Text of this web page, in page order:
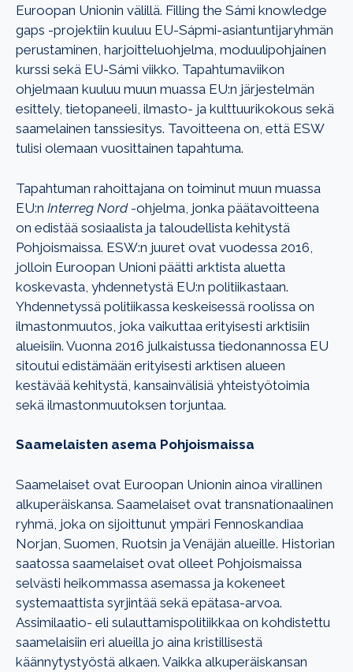
Euroopan Unionin välillä. Filling the Sámi knowledge
gaps -projektiin kuuluu EU-Sápmi-asiantuntijaryhmän
perustaminen, harjoitteluohjelma, moduulipohjainen
kurssi sekä EU-Sámi viikko. Tapahtumaviikon
ohjelmaan kuuluu muun muassa EU:n järjestelmän
esittely, tietopaneeli, ilmasto- ja kulttuurikokous sekä
saamelainen tanssiesitys. Tavoitteena on, että ESW
tulisi olemaan vuosittainen tapahtuma.
Tapahtuman rahoittajana on toiminut muun muassa
EU:n Interreg Nord -ohjelma, jonka päätavoitteena
on edistää sosiaalista ja taloudellista kehitystä
Pohjoismaissa. ESW:n juuret ovat vuodessa 2016,
jolloin Euroopan Unioni päätti arktista aluetta
koskevasta, yhdennetystä EU:n politiikastaan.
Yhdennetyssä politiikassa keskeisessä roolissa on
ilmastonmuutos, joka vaikuttaa erityisesti arktisiin
alueisiin. Vuonna 2016 julkaistussa tiedonannossa EU
sitoutui edistämään erityisesti arktisen alueen
kestävää kehitystä, kansainvälisiä yhteistyötoimia
sekä ilmastonmuutoksen torjuntaa.
Saamelaisten asema Pohjoismaissa
Saamelaiset ovat Euroopan Unionin ainoa virallinen
alkuperäiskansa. Saamelaiset ovat transnationaalinen
ryhmä, joka on sijoittunut ympäri Fennoskandiaa
Norjan, Suomen, Ruotsin ja Venäjän alueille. Historian
saatossa saamelaiset ovat olleet Pohjoismaissa
selvästi heikommassa asemassa ja kokeneet
systemaattista syrjintää sekä epätasa-arvoa.
Assimilaatio- eli sulauttamispolitiikkaa on kohdistettu
saamelaisiin eri alueilla jo aina kristillisestä
käännytystyöstä alkaen. Vaikka alkuperäiskansan